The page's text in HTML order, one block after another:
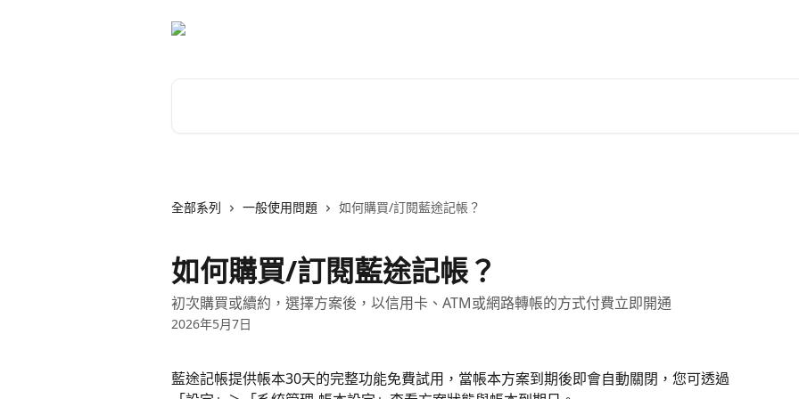
全部系列 一般使用問題 如何購買/訂閱藍途記帳？
如何購買/訂閱藍途記帳？
初次購買或續約，選擇方案後，以信用卡、ATM或網路轉帳的方式付費立即開通
2026年5月7日
藍途記帳提供帳本30天的完整功能免費試用，當帳本方案到期後即會自動關閉，您可透過